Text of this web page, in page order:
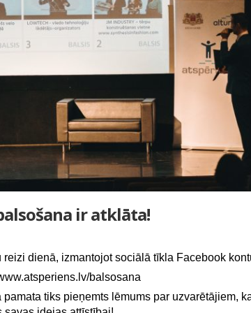
ir atklāta!
dienā, izmantojot sociālā tīkla Facebook
balsosana
tiks pieņemts lēmums par uzvarētājiem,